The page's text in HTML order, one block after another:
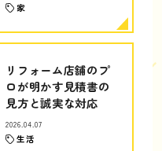
家
リフォーム店舗のプ
ロが明かす見積書の
見方と誠実な対応
2026.04.07
生活